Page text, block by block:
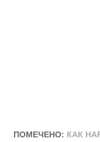
ПОМЕЧЕНО: КАК